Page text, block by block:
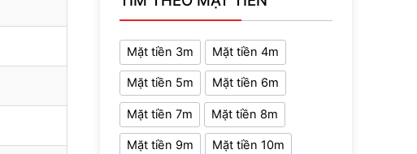
Mặt tiền 3m Mặt tiền 4m
Mặt tiền 5m Mặt tiền 6m
Mặt tiền 7m Mặt tiền 8m
Mặt tiền 9m Mặt tiền 10m